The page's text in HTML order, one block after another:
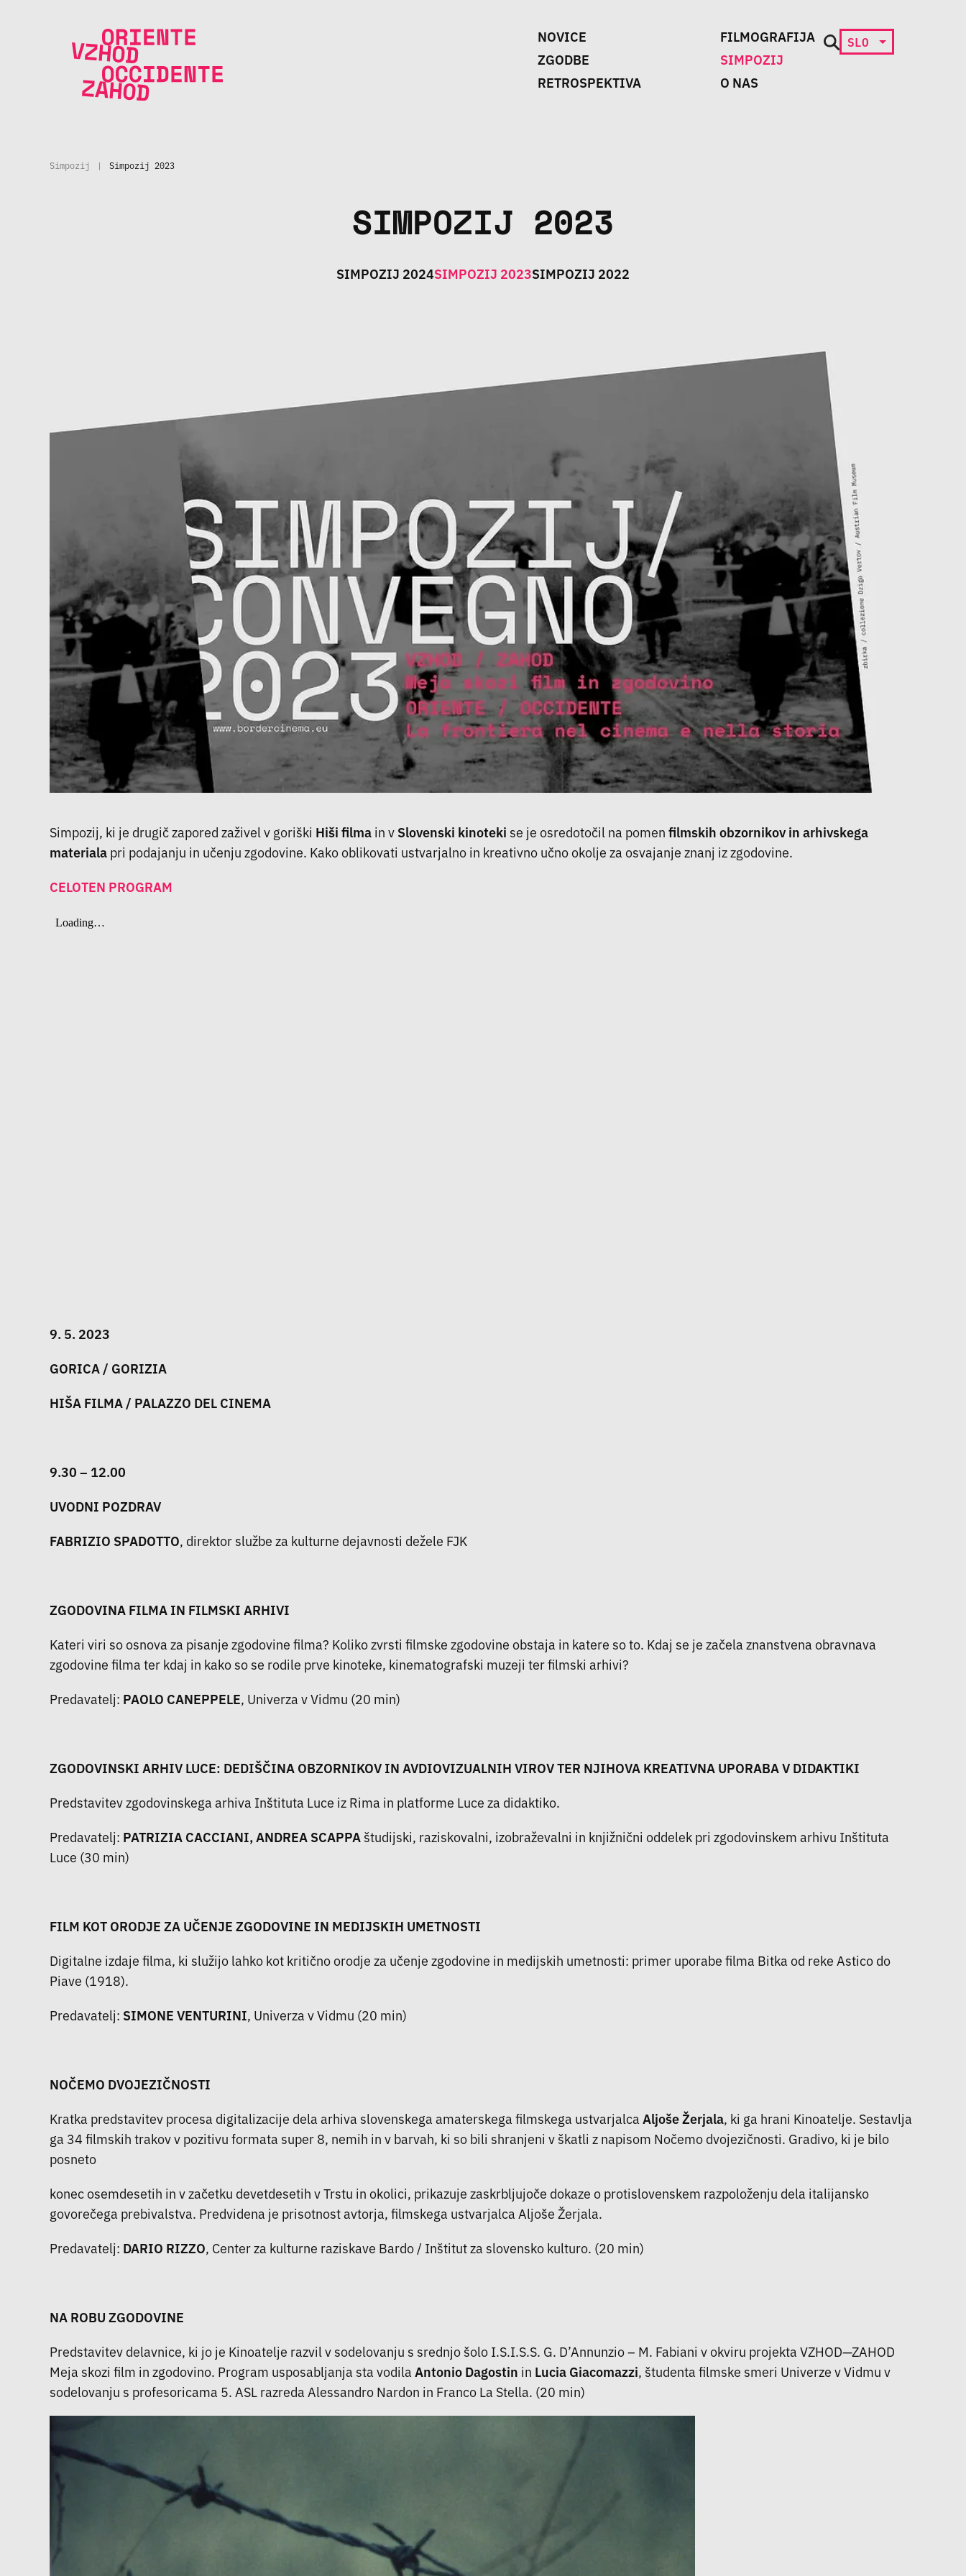
NOVICE
FILMOGRAFIJA
ZGODBE
SIMPOZIJ
RETROSPEKTIVA
O NAS
SLO
Simpozij | Simpozij 2023
SIMPOZIJ 2023
SIMPOZIJ 2024SIMPOZIJ 2023SIMPOZIJ 2022
Simpozij, ki je drugič zapored zaživel v goriški Hiši filmain vSlovenski kinoteki se je osredotočil na pomenfilmskih obzornikov in arhivskega
materialapri podajanju in učenju zgodovine. Kako oblikovati ustvarjalno in kreativno učno okolje za osvajanje znanj iz zgodovine.
CELOTEN PROGRAM
9. 5. 2023
GORICA / GORIZIA
HIŠA FILMA / PALAZZO DEL CINEMA
9.30 – 12.00
UVODNI POZDRAV
FABRIZIO SPADOTTO, direktor službe za kulturne dejavnosti dežele FJK
ZGODOVINA FILMA IN FILMSKI ARHIVI
Kateri viri so osnova za pisanje zgodovine filma? Koliko zvrsti filmske zgodovine obstaja in katere so to. Kdaj se je začela znanstvena obravnava
zgodovine filma ter kdaj in kako so se rodile prve kinoteke, kinematografski muzeji ter filmski arhivi?
Predavatelj: PAOLO CANEPPELE, Univerza v Vidmu (20 min)
ZGODOVINSKI ARHIV LUCE: DEDIŠČINA OBZORNIKOV IN AVDIOVIZUALNIH VIROV TER NJIHOVA KREATIVNA UPORABA V DIDAKTIKI
Predstavitev zgodovinskega arhiva Inštituta Luce iz Rima in platforme Luce za didaktiko.
Predavatelj: PATRIZIA CACCIANI, ANDREA SCAPPAštudijski, raziskovalni, izobraževalni in knjižnični oddelek pri zgodovinskem arhivu Inštituta
Luce (30 min)
FILM KOT ORODJE ZA UČENJE ZGODOVINE IN MEDIJSKIH UMETNOSTI
Digitalne izdaje filma, ki služijo lahko kot kritično orodje za učenje zgodovine in medijskih umetnosti: primer uporabe filma Bitka od reke Astico do
Piave (1918).
Predavatelj: SIMONE VENTURINI, Univerza v Vidmu (20 min)
NOČEMO DVOJEZIČNOSTI
Kratka predstavitev procesa digitalizacije dela arhiva slovenskega amaterskega filmskega ustvarjalcaAljoše Žerjala, ki ga hrani Kinoatelje. Sestavlja
ga 34 filmskih trakov v pozitivu formata super 8, nemih in v barvah, ki so bili shranjeni v škatli z napisom Nočemo dvojezičnosti. Gradivo, ki je bilo
posneto
konec osemdesetih in v začetku devetdesetih v Trstu in okolici, prikazuje zaskrbljujoče dokaze o protislovenskem razpoloženju dela italijansko
govorečega prebivalstva. Predvidena je prisotnost avtorja, filmskega ustvarjalca Aljoše Žerjala.
Predavatelj: DARIO RIZZO, Center za kulturne raziskave Bardo / Inštitut za slovensko kulturo. (20 min)
NA ROBU ZGODOVINE
Predstavitev delavnice, ki jo je Kinoatelje razvil v sodelovanju s srednjo šolo I.S.I.S.S. G. D’Annunzio – M. Fabiani v okviru projekta VZHOD—ZAHOD
Meja skozi film in zgodovino. Program usposabljanja sta vodilaAntonio Dagostin in Lucia Giacomazzi, študenta filmske smeri Univerze v Vidmu v
sodelovanju s profesoricama 5. ASL razreda Alessandro Nardon in Franco La Stella. (20 min)